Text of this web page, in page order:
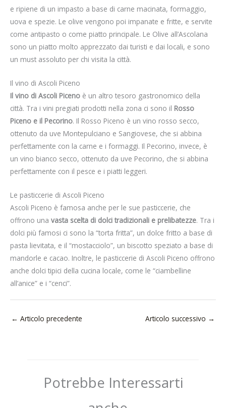
e ripiene di un impasto a base di carne macinata, formaggio,
uova e spezie. Le olive vengono poi impanate e fritte, e servite
come antipasto o come piatto principale. Le Olive all’Ascolana
sono un piatto molto apprezzato dai turisti e dai locali, e sono
un must assoluto per chi visita la città.
Il vino di Ascoli Piceno
Il vino di Ascoli Piceno è un altro tesoro gastronomico della
città. Tra i vini pregiati prodotti nella zona ci sono il Rosso
Piceno e il Pecorino. Il Rosso Piceno è un vino rosso secco,
ottenuto da uve Montepulciano e Sangiovese, che si abbina
perfettamente con la carne e i formaggi. Il Pecorino, invece, è
un vino bianco secco, ottenuto da uve Pecorino, che si abbina
perfettamente con il pesce e i piatti leggeri.
Le pasticcerie di Ascoli Piceno
Ascoli Piceno è famosa anche per le sue pasticcerie, che
offrono una vasta scelta di dolci tradizionali e prelibatezze. Tra i
dolci più famosi ci sono la “torta fritta”, un dolce fritto a base di
pasta lievitata, e il “mostacciolo”, un biscotto speziato a base di
mandorle e cacao. Inoltre, le pasticcerie di Ascoli Piceno offrono
anche dolci tipici della cucina locale, come le “ciambelline
all’anice” e i “cenci”.
← Articolo precedente Articolo successivo →
Potrebbe Interessarti